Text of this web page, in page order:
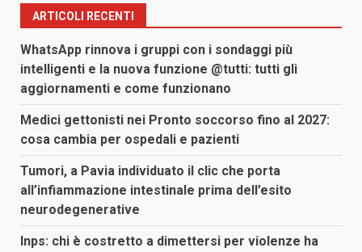
ARTICOLI RECENTI
WhatsApp rinnova i gruppi con i sondaggi più
intelligenti e la nuova funzione @tutti: tutti gli
aggiornamenti e come funzionano
Medici gettonisti nei Pronto soccorso fino al 2027:
cosa cambia per ospedali e pazienti
Tumori, a Pavia individuato il clic che porta
all’infiammazione intestinale prima dell’esito
neurodegenerative
Inps: chi è costretto a dimettersi per violenze ha